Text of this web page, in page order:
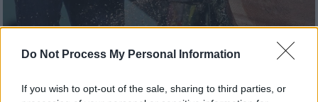
Do Not Process My Personal Information
If you wish to opt-out of the sale, sharing to third parties, or